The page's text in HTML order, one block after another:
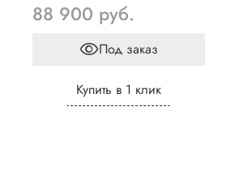
88 900 руб.
Под заказ
Купить в 1 клик